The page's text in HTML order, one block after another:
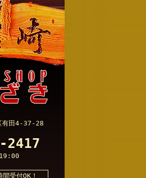
有田4-37-28
2417
受付OK！